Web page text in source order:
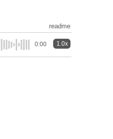
readme
0:00 1.0x